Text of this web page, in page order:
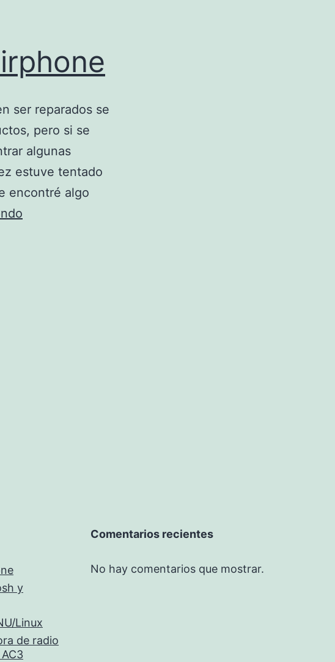
ser reparados se
pero si se
algunas
estuve tentado
encontré algo
y
Linux
de radio
Comentarios recientes
No hay comentarios que mostrar.